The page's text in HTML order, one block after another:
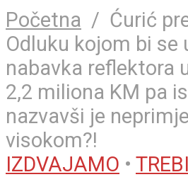
Početna / Ćurić
Odluku kojom bi se
nabavka reflektora
2,2 miliona KM pa
nazvavši je
visokom?!
IZDVAJAMO •